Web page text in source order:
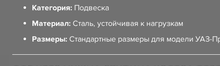
Категория: Подвеска
Материал: Сталь, устойчивая к нагрузкам
Размеры: Стандартные размеры для модели УАЗ-